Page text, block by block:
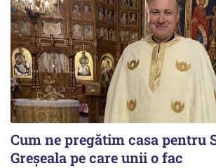
Cum ne pregătim casa pentru
Greșeala pe care unii o fac